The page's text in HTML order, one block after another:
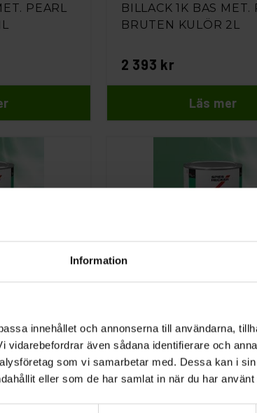
Information
innehållet och annonserna till användarna,
även sådana identifierare och
som vi samarbetar med. Dessa kan i
eller som de har samlat in när du har
PEARL
BILLACK 1K BAS MET.
BRUTEN KULÖR 2L
2 393 kr
Läs mer
PEARL
BILLACK 1K BASFÄRG
591 kr
Läs mer